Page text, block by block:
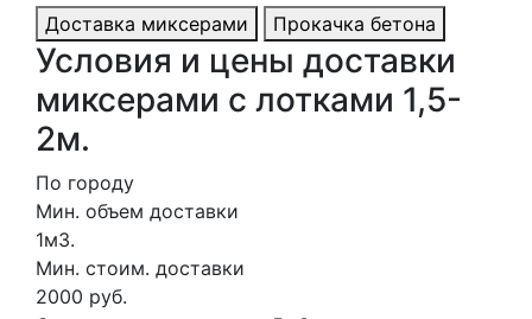
Доставка миксерами Прокачка бетона
Условия и цены доставки
миксерами с лотками 1,5-
2м.
По городу
Мин. объем доставки
1м3.
Мин. стоим. доставки
2000 руб.